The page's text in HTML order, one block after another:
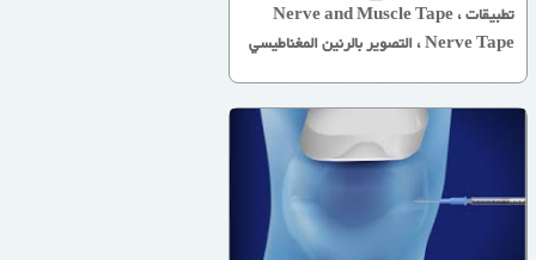
تطبيقات Nerve and Muscle Tape ،
Nerve Tape ، التصوير بالرنين المغناطيسي